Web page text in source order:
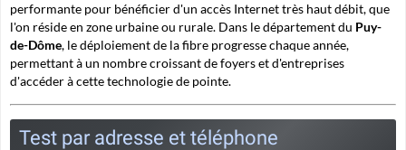
performante pour bénéficier d'un accès Internet très haut débit, que
l'on réside en zone urbaine ou rurale. Dans le département du Puy-
de-Dôme, le déploiement de la fibre progresse chaque année,
permettant à un nombre croissant de foyers et d'entreprises
d'accéder à cette technologie de pointe.
Test par adresse et téléphone